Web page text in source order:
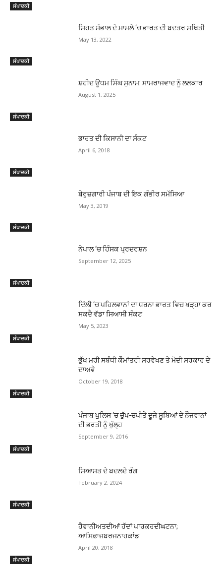
ਸੰਪਾਦਕੀ
ਸੰਪਾਦਕੀ
ਸਿਹਤ ਸੰਭਾਲ ਦੇ ਮਾਮਲੇ ‘ਚ ਭਾਰਤ ਦੀ ਬਦਤਰ ਸਥਿਤੀ
May 13, 2022
ਸੰਪਾਦਕੀ
ਸ਼ਹੀਦ ਊਧਮ ਸਿੰਘ ਸੁਨਾਮ: ਸਾਮਰਾਜਵਾਦ ਨੂੰ ਲਲਕਾਰ
August 1, 2025
ਸੰਪਾਦਕੀ
ਭਾਰਤ ਦੀ ਕਿਸਾਨੀ ਦਾ ਸੰਕਟ
April 6, 2018
ਸੰਪਾਦਕੀ
ਬੇਰੁਜ਼ਗਾਰੀ ਪੰਜਾਬ ਦੀ ਇਕ ਗੰਭੀਰ ਸਮੱਸਿਆ
May 3, 2019
ਸੰਪਾਦਕੀ
ਨੇਪਾਲ ‘ਚ ਹਿੰਸਕ ਪ੍ਰਦਰਸ਼ਨ
September 12, 2025
ਸੰਪਾਦਕੀ
ਦਿੱਲੀ ‘ਚ ਪਹਿਲਵਾਨਾਂ ਦਾ ਧਰਨਾ ਭਾਰਤ ਵਿਚ ਖੜ੍ਹਾ ਕਰ
ਸਕਦੈ ਵੱਡਾ ਸਿਆਸੀ ਸੰਕਟ
May 5, 2023
ਸੰਪਾਦਕੀ
ਭੁੱਖ ਮਰੀ ਸਬੰਧੀ ਕੌਮਾਂਤਰੀ ਸਰਵੇਖਣ ਤੇ ਮੋਦੀ ਸਰਕਾਰ ਦੇ
ਦਾਅਵੇ
October 19, 2018
ਸੰਪਾਦਕੀ
ਪੰਜਾਬ ਪੁਲਿਸ ‘ਚ ਚੁੱਪ-ਚਪੀਤੇ ਦੂਜੇ ਸੂਬਿਆਂ ਦੇ ਨੌਜਵਾਨਾਂ
ਦੀ ਭਰਤੀ ਨੂੰ ਖੁੱਲ੍ਹ
September 9, 2016
ਸੰਪਾਦਕੀ
ਸਿਆਸਤ ਦੇ ਬਦਲਦੇ ਰੰਗ
February 2, 2024
ਸੰਪਾਦਕੀ
ਹੈਵਾਨੀਅਤਦੀਆਂ ਹੱਦਾਂ ਪਾਰਕਰਦੀਘਟਨਾ;
ਆਸਿਫ਼ਾਜਬਰਜਨਾਹਕਾਂਡ
April 20, 2018